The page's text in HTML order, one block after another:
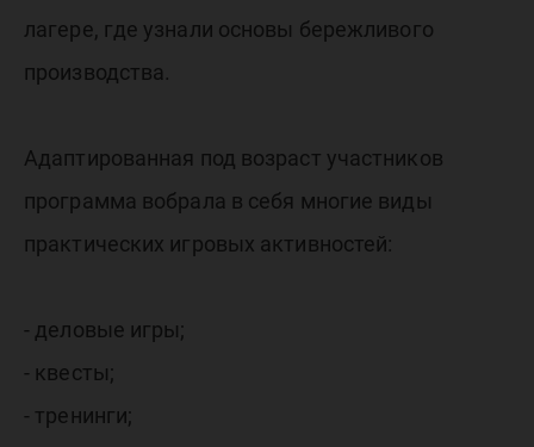
лагере, где узнали основы бережливого
производства.
Адаптированная под возраст участников
программа вобрала в себя многие виды
практических игровых активностей:
- деловые игры;
- квесты;
- тренинги;